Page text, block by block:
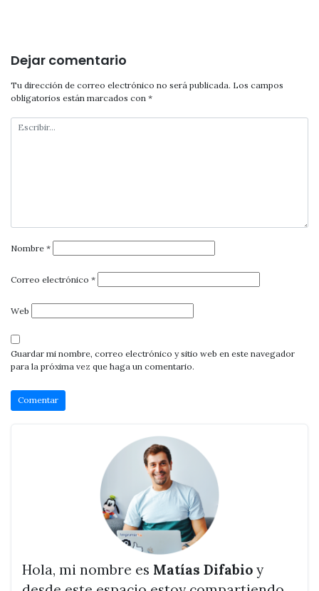
Dejar comentario
Tu dirección de correo electrónico no será publicada. Los campos
obligatorios están marcados con *
Nombre *
Correo electrónico *
Web
Guardar mi nombre, correo electrónico y sitio web en este navegador
para la próxima vez que haga un comentario.
Hola, mi nombre es Matías Difabio y